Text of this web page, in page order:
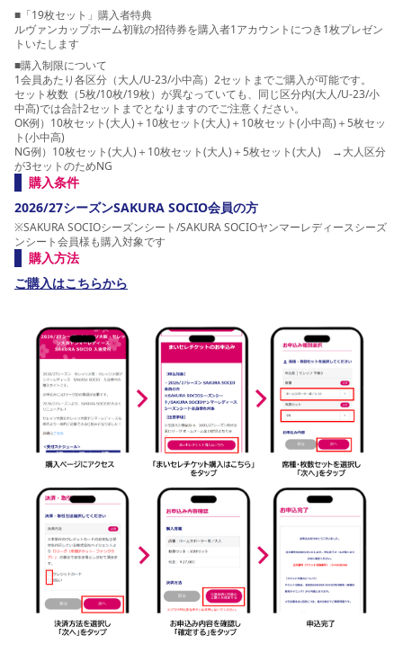
U-23
小中高
大人 51,300円
U-23 25,650円
小中高 13,680円
■「19枚セット」購入者特典
ルヴァンカップホーム初戦の招待券を購入者1アカウントにつき1枚プレゼン
トいたします
■購入制限について
1会員あたり各区分（大人/U-23/小中高）2セットまでご購入が可能です。
セット枚数（5枚/10枚/19枚）が異なっていても、同じ区分内(大人/U-23/小
中高)では合計2セットまでとなりますのでご注意ください。
OK例）10枚セット(大人)＋10枚セット(大人)＋10枚セット(小中高)＋5枚セッ
ト(小中高)
NG例）10枚セット(大人)＋10枚セット(大人)＋5枚セット(大人) →大人区分
が3セットのためNG
購入条件
2026/27シーズンSAKURA SOCIO会員の方
※SAKURA SOCIOシーズンシート/SAKURA SOCIOヤンマーレディースシーズ
ンシート会員様も購入対象です
購入方法
ご購入はこちらから